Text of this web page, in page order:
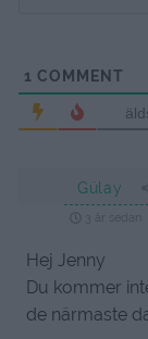
1 COMMENT
Gülay
3 år sedan
Hej Jenny
Du kommer
de närmaste